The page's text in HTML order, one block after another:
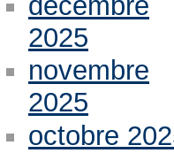
2025
novembre
2025
octobre